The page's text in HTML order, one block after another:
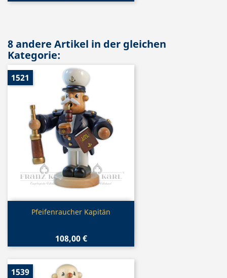
8 andere Artikel in der gleichen
Kategorie:
Vorschau
Pfeifenraucher Kapitän
108,00 €
1521
1539